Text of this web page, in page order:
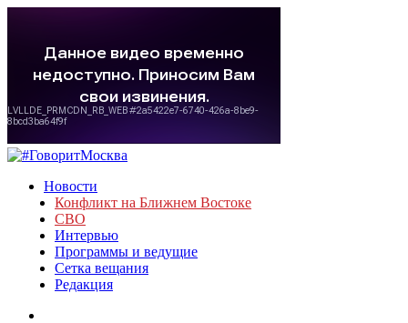
Новости
Конфликт на Ближнем Востоке
СВО
Интервью
Программы и ведущие
Сетка вещания
Редакция